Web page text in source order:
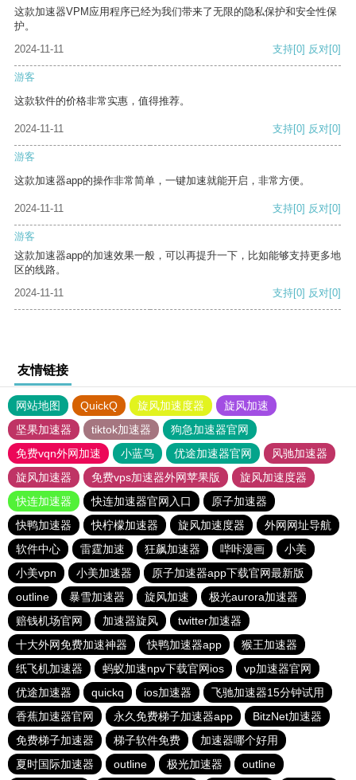
这款加速器VPM应用程序已经为我们带来了无限的隐私保护和安全性保
护。
2024-11-11
支持[0] 反对[0]
游客
这款软件的价格非常实惠，值得推荐。
2024-11-11 支持[0] 反对[0]
游客
这款加速器app的操作非常简单，一键加速就能开启，非常方便。
2024-11-11 支持[0] 反对[0]
游客
这款加速器app的加速效果一般，可以再提升一下，比如能够支持更多地
区的线路。
2024-11-11
支持[0] 反对[0]
友情链接
网站地图 QuickQ 旋风加速度器
旋风加速
坚果加速器
tiktok加速器
狗急加速器官网
免费vqn外网加速
小蓝鸟 优途加速器官网
风驰加速器
旋风加速器
免费vps加速器外网苹果版
旋风加速度器
快连加速器
快连加速器官网入口
原子加速器
快鸭加速器
快柠檬加速器 旋风加速度器
外网网址导航
软件中心
雷霆加速 狂飙加速器 哔咔漫画
小美
小美vpn
小美加速器
原子加速器app下载官网最新版
outline
暴雪加速器 旋风加速
极光aurora加速器
赔钱机场官网
加速器旋风
twitter加速器
十大外网免费加速神器
快鸭加速器app
猴王加速器
纸飞机加速器
蚂蚁加速npv下载官网ios
vp加速器官网
优途加速器
quickq ios加速器
飞驰加速器15分钟试用
香蕉加速器官网
永久免费梯子加速器app
BitzNet加速器
免费梯子加速器
梯子软件免费
加速器哪个好用
夏时国际加速器
outline 极光加速器 outline